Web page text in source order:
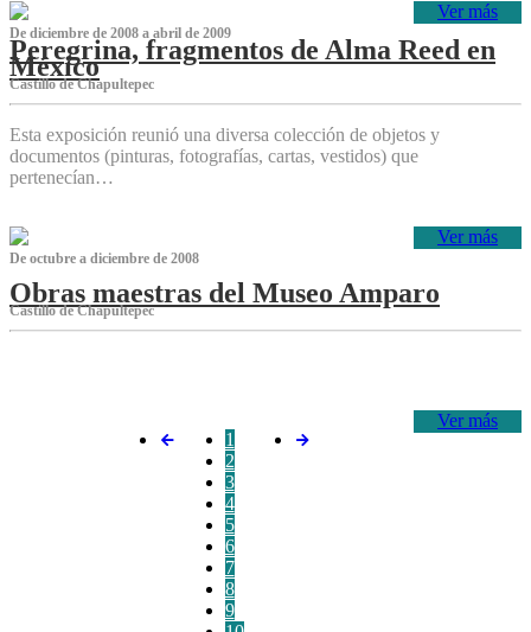
Ver más
De diciembre de 2008 a abril de 2009
Peregrina, fragmentos de Alma Reed en
México
Castillo de Chapultepec
Esta exposición reunió una diversa colección de objetos y
documentos (pinturas, fotografías, cartas, vestidos) que
pertenecían…
Ver más
De octubre a diciembre de 2008
Obras maestras del Museo Amparo
Castillo de Chapultepec
Ver más
1
2
3
4
5
6
7
8
9